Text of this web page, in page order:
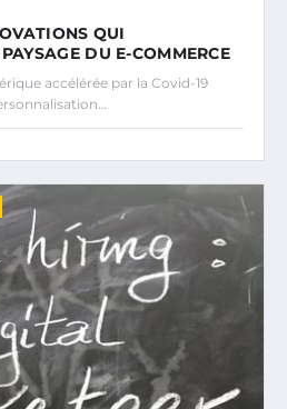
QUI
DU E-COMMERCE
accélérée par la Covid-19